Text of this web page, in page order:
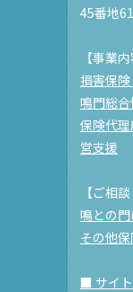
45番地61
【事業内
損害保
鳴門総
保険代
営支援
【ご相
鳴との
その他
■ サイ